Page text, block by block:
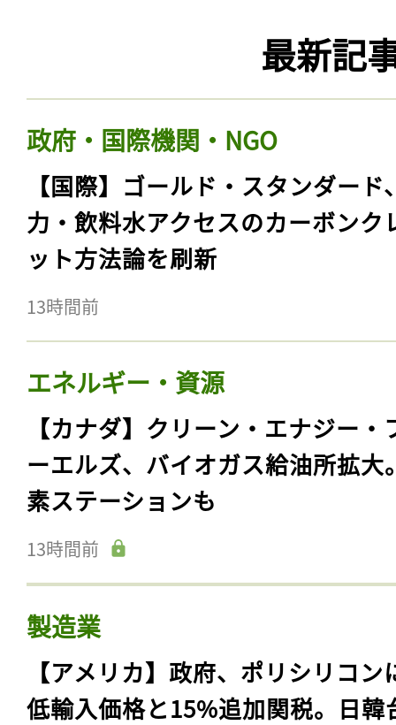
最新記
政府・国際機関・NGO
【国際】ゴールド・スタンダード
力・飲料水アクセスのカーボンク
ット方法論を刷新
13時間前
エネルギー・資源
【カナダ】クリーン・エナジー・
ーエルズ、バイオガス給油所拡大
素ステーションも
13時間前
製造業
【アメリカ】政府、ポリシリコン
低輸入価格と15%追加関税。日韓